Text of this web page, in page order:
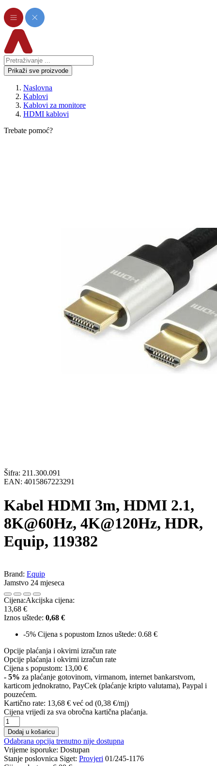
Prikaži sve proizvode
Naslovna
Kablovi
Kablovi za monitore
HDMI kablovi
Trebate pomoć?
Šifra: 211.300.091
EAN: 4015867223291
Kabel HDMI 3m, HDMI 2.1,
8K@60Hz, 4K@120Hz, HDR,
Equip, 119382
Brand: Equip
Jamstvo 24 mjeseca
Cijena:Akcijska cijena:
13,68 €
Iznos uštede: 0,68 €
-5% Cijena s popustom Iznos uštede: 0.68 €
Opcije plaćanja i okvirni izračun rate
Opcije plaćanja i okvirni izračun rate
Cijena s popustom: 13,00 €
- 5% za plaćanje gotovinom, virmanom, internet bankarstvom,
karticom jednokratno, PayCek (plaćanje kripto valutama), Paypal i
pouzećem.
Kartično rate: 13,68 € već od (0,38 €/mj)
Cijena vrijedi za sva obročna kartična plaćanja.
Dodaj u košaricu
Odabrana opcija trenutno nije dostupna
Vrijeme isporuke: Dostupan
Stanje poslovnica Siget: Provjeri 01/245-1176